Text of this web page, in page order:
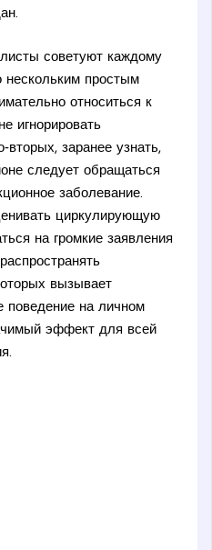
советуют каждому
нескольким простым
относиться к
игнорировать
заранее узнать,
следует обращаться
заболевание.
циркулирующую
на громкие заявления
вызывает
поведение на личном
эффект для всей